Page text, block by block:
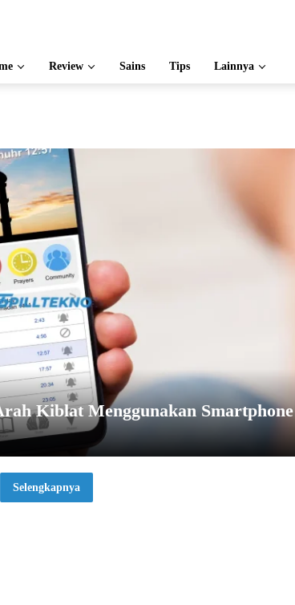
Review Sains Tips Lainnya
Kiblat Menggunakan Smartphone
Selengkapnya